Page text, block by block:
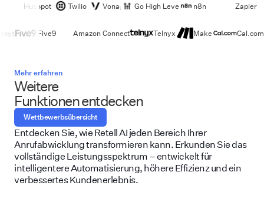
Hubspot Twilio Vonage Go High Level n8n Zapier
Five9 Amazon Connect Telnyx Make Cal.com
Mehr erfahren
Weitere
Funktionen entdecken
Entdecken Sie, wie Retell AI jeden Bereich Ihrer
Anrufabwicklung transformieren kann. Erkunden Sie das
vollständige Leistungsspektrum – entwickelt für
intelligentere Automatisierung, höhere Effizienz und ein
verbessertes Kundenerlebnis.
Wettbewerbsübersicht